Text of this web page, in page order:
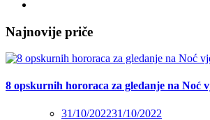
Najnovije priče
8 opskurnih hororaca za gledanje na Noć
31/10/202231/10/2022